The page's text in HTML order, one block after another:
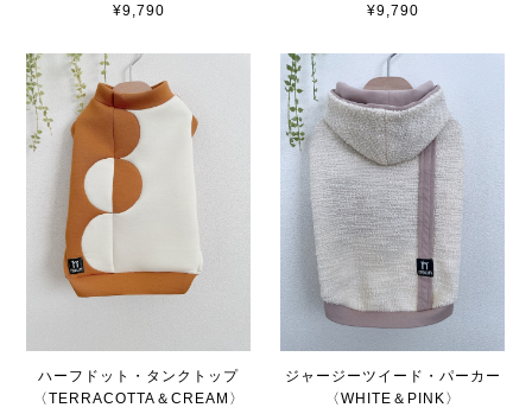
¥9,790
¥9,790
ハーフドット・タンクトップ
〈TERRACOTTA＆CREAM〉
ジャージーツイード・パーカー
〈WHITE＆PINK〉